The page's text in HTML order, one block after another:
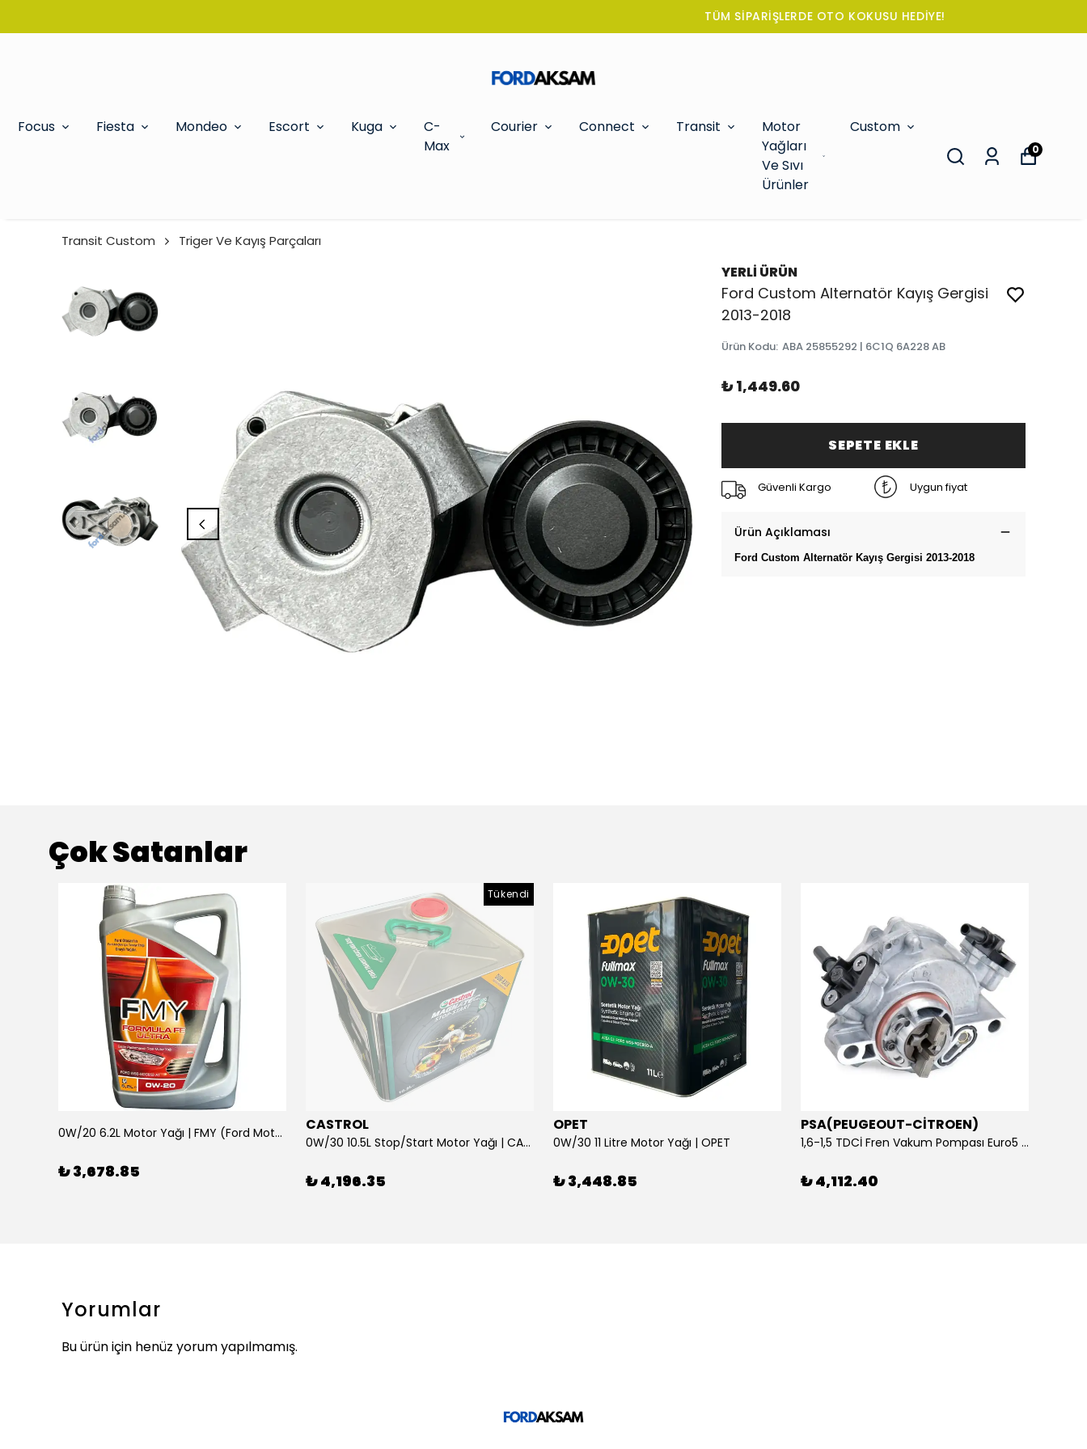
Focus Fiesta Mondeo Escort Kuga
C-
Max
Courier Connect Transit
Motor
Yağları
Ve Sıvı
Ürünler
Custom
0
Transit Custom Triger Ve Kayış Parçaları
YERLİ ÜRÜN
Ford Custom Alternatör Kayış Gergisi
2013-2018
Ürün Kodu: ABA 25855292 | 6C1Q 6A228 AB
₺ 1,449.60
SEPETE EKLE
Güvenli Kargo Uygun fiyat
Ürün Açıklaması
Ford Custom Alternatör Kayış Gergisi 2013-2018
Çok Satanlar
0W/20 6.2L Motor Yağı | FMY (Ford Motor Yağları)
₺ 3,678.85
Tükendi
CASTROL
0W/30 10.5L Stop/Start Motor Yağı | CASTROL
₺ 4,196.35
OPET
0W/30 11 Litre Motor Yağı | OPET
₺ 3,448.85
PSA(PEUGEOUT-CİTROEN)
1,6-1,5 TDCİ Fren Vakum Pompası Euro5 2013-2018 | ORİJİNAL
₺ 4,112.40
Yorumlar
Bu ürün için henüz yorum yapılmamış.